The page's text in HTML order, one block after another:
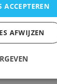
Pioneer
over uw
samen te
tussen
deze
ACCEPTEREN
AFWIJZEN